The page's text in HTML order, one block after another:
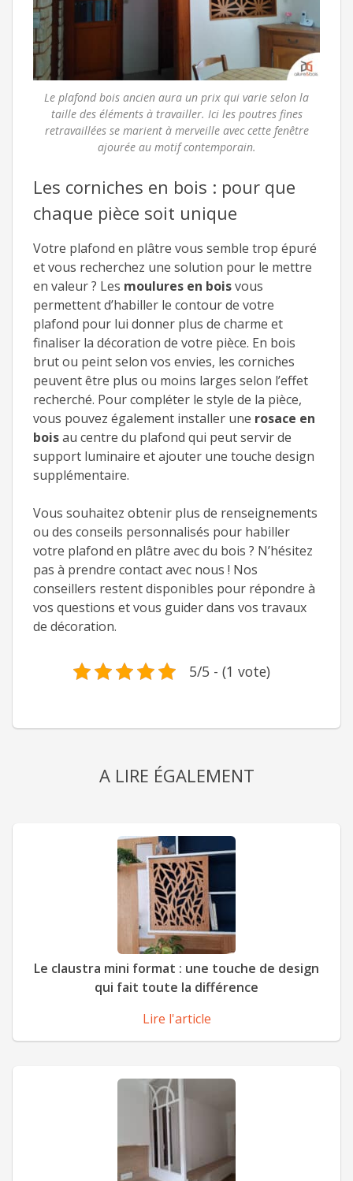
Le plafond bois ancien aura un prix qui varie selon la
taille des éléments à travailler. Ici les poutres fines
retravaillées se marient à merveille avec cette fenêtre
ajourée au motif contemporain.
Les corniches en bois : pour que
chaque pièce soit unique
Votre plafond en plâtre vous semble trop épuré
et vous recherchez une solution pour le mettre
en valeur ? Les moulures en boisvous
permettent d’habiller le contour de votre
plafond pour lui donner plus de charme et
finaliser la décoration de votre pièce. En bois
brut ou peint selon vos envies, les corniches
peuvent être plus ou moins larges selon l’effet
recherché. Pour compléter le style de la pièce,
vous pouvez également installer une rosace en
boisau centre du plafond qui peut servir de
support luminaire et ajouter une touche design
supplémentaire.
Vous souhaitez obtenir plus de renseignements
ou des conseils personnalisés pour habiller
votre plafond en plâtre avec du bois ? N’hésitez
pas à prendre contact avec nous ! Nos
conseillers restent disponibles pour répondre à
vos questions et vous guider dans vos travaux
de décoration.
5/5 - (1 vote)
A LIRE ÉGALEMENT
Le claustra mini format : une touche de design
qui fait toute la différence
Lire l'article